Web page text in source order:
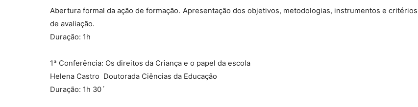
Abertura formal da ação de formação. Apresentação dos objetivos, metodologias, instrumentos e critérios
de avaliação.
Duração: 1h
1ª Conferência: Os direitos da Criança e o papel da escola
Helena Castro  Doutorada Ciências da Educação
Duração: 1h 30´